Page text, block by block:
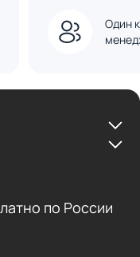
Один
по России